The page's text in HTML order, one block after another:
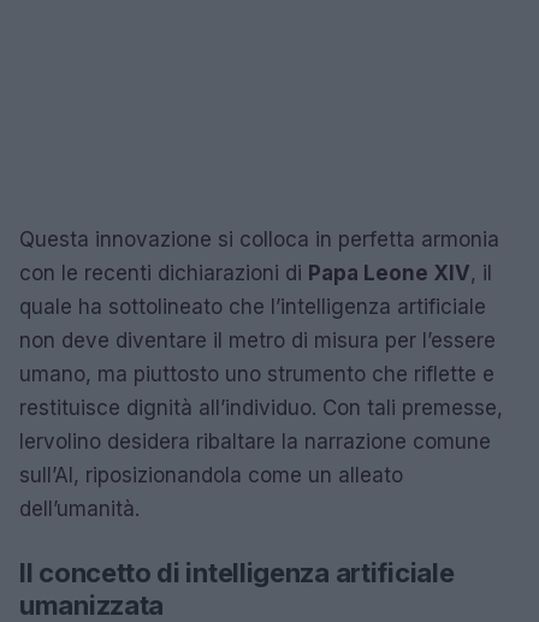
Questa innovazione si colloca in perfetta armonia
con le recenti dichiarazioni di Papa Leone XIV, il
quale ha sottolineato che l’intelligenza artificiale
non deve diventare il metro di misura per l’essere
umano, ma piuttosto uno strumento che riflette e
restituisce dignità all’individuo. Con tali premesse,
Iervolino desidera ribaltare la narrazione comune
sull’AI, riposizionandola come un alleato
dell’umanità.
Il concetto di intelligenza artificiale
umanizzata